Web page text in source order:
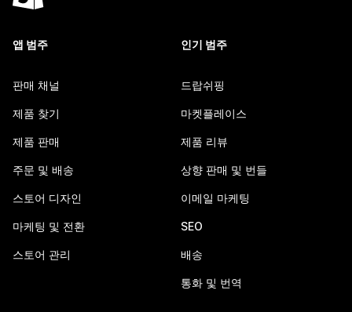
앱 범주
판매 채널
제품 찾기
제품 판매
주문 및 배송
스토어 디자인
마케팅 및 전환
스토어 관리
인기 범주
드랍쉬핑
마켓플레이스
제품 리뷰
상향 판매 및 번들
이메일 마케팅
SEO
배송
통화 및 번역